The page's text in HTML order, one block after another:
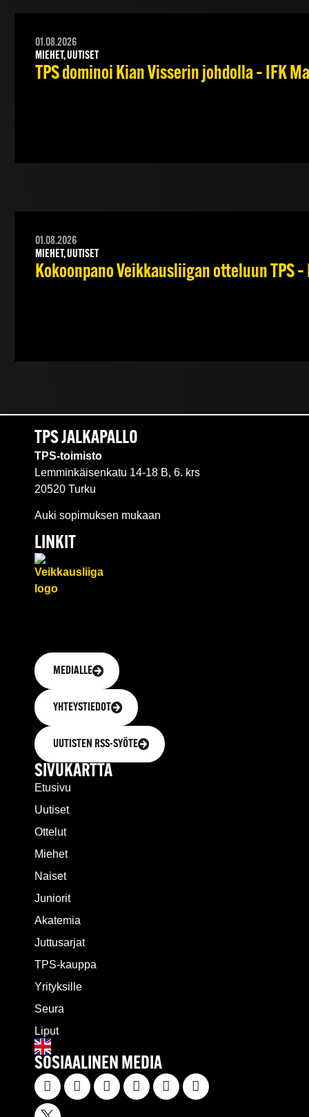
01.08.2026
MIEHET, UUTISET
TPS dominoi Kian Visserin johdolla – IFK
01.08.2026
MIEHET, UUTISET
Kokoonpano Veikkausliigan otteluun TPS
TPS JALKAPALLO
TPS-toimisto
Lemminkäisenkatu 14-18 B, 6. krs
20520 Turku
Auki sopimuksen mukaan
LINKIT
MEDIALLE
YHTEYSTIEDOT
UUTISTEN RSS-SYÖTE
SIVUKARTTA
Etusivu
Uutiset
Ottelut
Miehet
Naiset
Juniorit
Akatemia
Juttusarjat
TPS-kauppa
Yrityksille
Seura
Liput
SOSIAALINEN MEDIA